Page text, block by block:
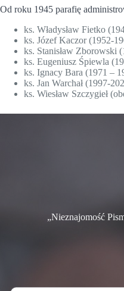
Od roku 1945 parafię
ks. Władysław Fietko
ks. Józef Kaczor (1952-
ks. Stanisław Zborowski
ks. Eugeniusz Śpiewla
ks. Ignacy Bara (1971 –
ks. Jan Warchał (1997-
ks. Wiesław Szczygieł
„Nieznajomość